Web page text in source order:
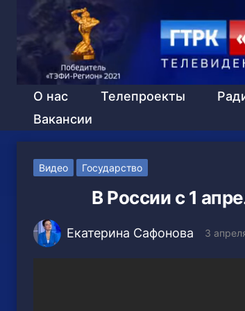
О нас Телепроекты
Вакансии
Видео Государство
В России с 1
Екатерина Сафонова 3